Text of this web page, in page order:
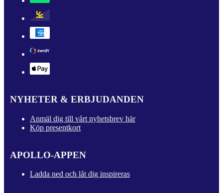
NYHETER & ERBJUDANDEN
Anmäl dig till vårt nyhetsbrev här
Köp presentkort
APOLLO-APPEN
Ladda ned och låt dig inspireras